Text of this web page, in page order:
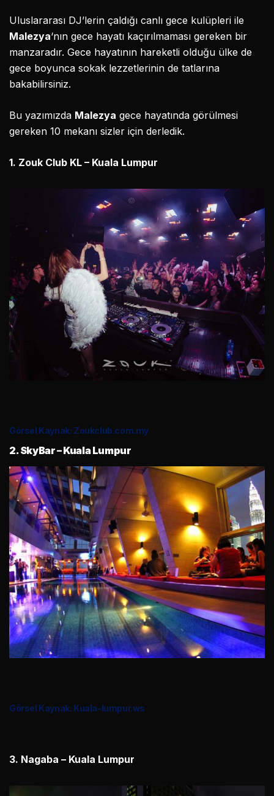
Uluslararası DJ’lerin çaldığı canlı gece kulüpleri ile
Malezya‘nın gece hayatı kaçırılmaması gereken bir
manzaradır. Gece hayatının hareketli olduğu ülke de
gece boyunca sokak lezzetlerinin de tatlarına
bakabilirsiniz.
Bu yazımızda Malezya gece hayatında görülmesi
gereken 10 mekanı sizler için derledik.
1. Zouk Club KL – Kuala Lumpur
Görsel Kaynak: Zoukclub.com.my
2. SkyBar – Kuala Lumpur
Görsel Kaynak: Kuala-lumpur.ws
3. Nagaba – Kuala Lumpur